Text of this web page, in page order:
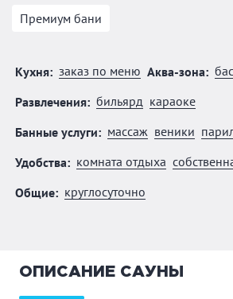
Премиум бани
Кухня: заказ по меню Аква-зона:
Развлечения: бильярд караоке
Банные услуги: массаж веники
Удобства: комната отдыха
Общие: круглосуточно
ОПИСАНИЕ САУНЫ